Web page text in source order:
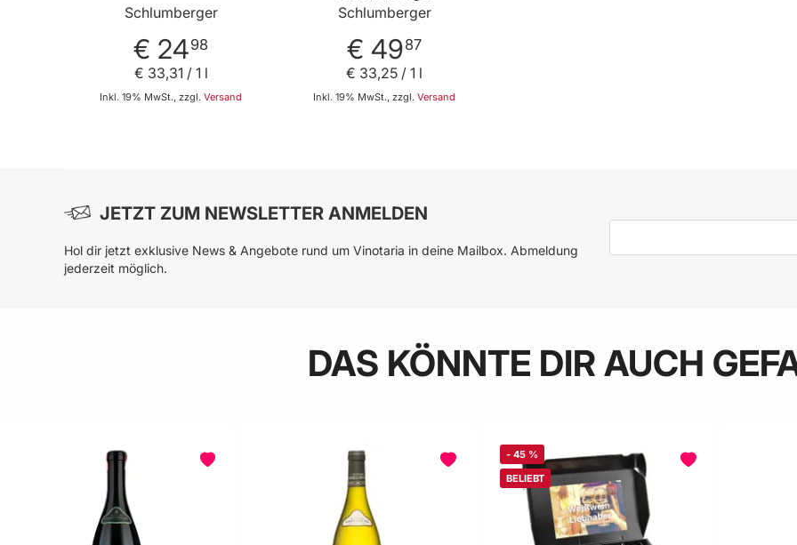
Schlumberger
€ 2498
Inkl. 19% MwSt., zzgl. Versand
€ 33,31 / 1 l
Schlumberger
€ 4987
Inkl. 19% MwSt., zzgl. Versand
€ 33,25 / 1 l
JETZT ZUM NEWSLETTER ANMELDEN
Hol dir jetzt exklusive News & Angebote rund um Vinotaria in deine Mailbox. Abmeldung
jederzeit möglich.
DAS KÖNNTE DIR AUCH
- 45%
BELIEBT